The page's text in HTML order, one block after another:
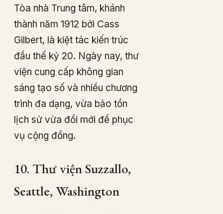
Tòa nhà Trung tâm, khánh
thành năm 1912 bởi Cass
Gilbert, là kiệt tác kiến trúc
đầu thế kỷ 20. Ngày nay, thư
viện cung cấp không gian
sáng tạo số và nhiều chương
trình đa dạng, vừa bảo tồn
lịch sử vừa đổi mới để phục
vụ cộng đồng.
10. Thư viện Suzzallo,
Seattle, Washington